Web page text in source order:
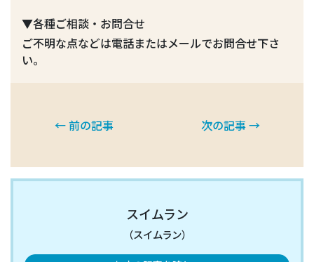
▼各種ご相談・お問合せ
ご不明な点などは電話またはメールでお問合せ下さ
い。
← 前の記事 次の記事 →
スイムラン
（スイムラン）